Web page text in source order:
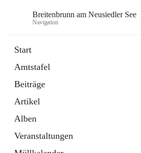
Breitenbrunn am Neusiedler See
Navigation
Start
Amtstafel
Beiträge
Artikel
Alben
Veranstaltungen
18 Schnellzugriffe
Gemeindeservice